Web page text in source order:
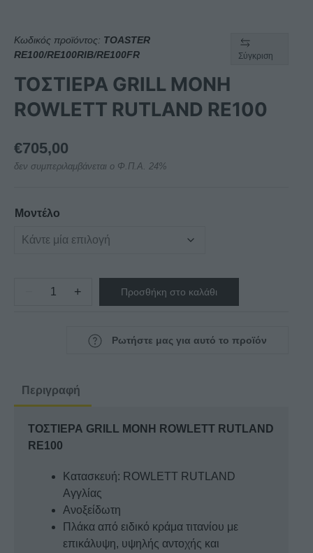
Κωδικός προϊόντος: TOASTER
RE100/RE100RIB/RE100FR
Σύγκριση
ΤΟΣΤΙΕΡΑ GRILL ΜΟΝΗ
ROWLETT RUTLAND RE100
€705,00
δεν συμπεριλαμβάνεται ο Φ.Π.Α. 24%
Μοντέλο
ΤΟΣΤΙΕΡΑ
ποσότητα
+ Προσθήκη στο καλάθι
Ρωτήστε μας για αυτό το προϊόν
Περιγραφή
ΤΟΣΤΙΕΡΑ GRILL ΜΟΝΗ ROWLETT RUTLAND
RE100
Κατασκευή: ROWLETT RUTLAND
Αγγλίας
Ανοξείδωτη
Πλάκα από ειδικό κράμα τιτανίου με
επικάλυψη, υψηλής αντοχής και